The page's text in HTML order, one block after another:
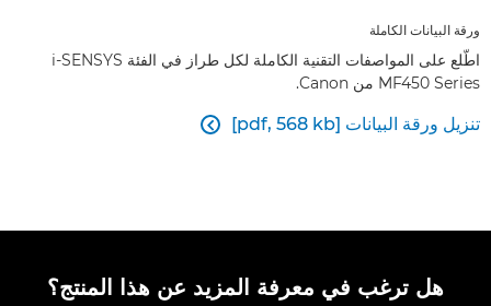
ورقة البيانات الكاملة
اطّلع على المواصفات التقنية الكاملة لكل طراز في الفئة i-SENSYS
MF450 Series من Canon.
تنزيل ورقة البيانات [pdf, 568 kb] 
هل ترغب في معرفة المزيد عن هذا المنتج؟